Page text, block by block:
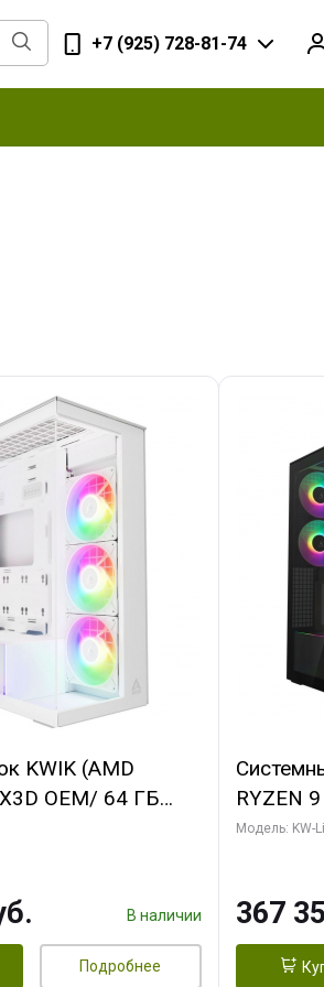
+7 (925) 728-81-74
KWIK (AMD
OEM/ 64 ГБ
INFINITY 3 OC
В наличии
Подробнее
RYZEN
ОЗУ/
Модель: KW-
367